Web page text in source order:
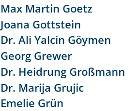
Max Martin Goetz
Joana Gottstein
Dr. Ali Yalcin Göymen
Georg Grewer
Dr. Heidrung Großmann
Dr. Marija Grujic
Emelie Grün